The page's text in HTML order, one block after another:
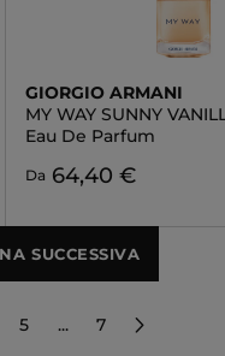
GIORGIO ARMANI
MY WAY SUNNY
Eau De Parfum
Da 64,40 €
SUCCESSIVA
5 ... 7